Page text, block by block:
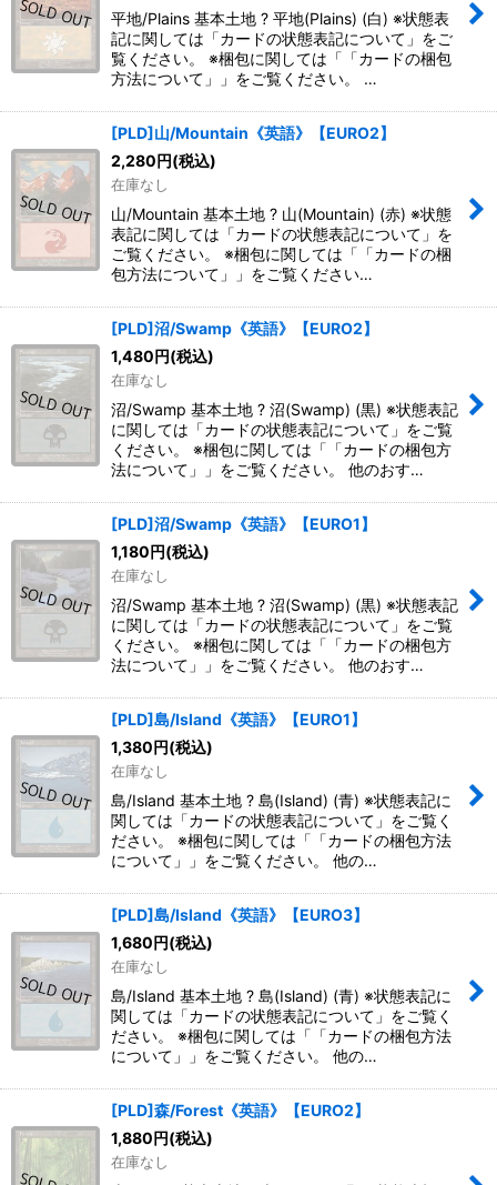
平地/Plains 基本土地 ? 平地(Plains) (白) ※状態表
記に関しては「カードの状態表記について」をご
覧ください。 ※梱包に関しては「「カードの梱包
方法について」」をご覧ください。 …
[PLD]山/Mountain《英語》【EURO2】
2,280円(税込)
在庫なし
山/Mountain 基本土地 ? 山(Mountain) (赤) ※状態
表記に関しては「カードの状態表記について」を
ご覧ください。 ※梱包に関しては「「カードの梱
包方法について」」をご覧ください…
[PLD]沼/Swamp《英語》【EURO2】
1,480円(税込)
在庫なし
沼/Swamp 基本土地 ? 沼(Swamp) (黒) ※状態表記
に関しては「カードの状態表記について」をご覧
ください。 ※梱包に関しては「「カードの梱包方
法について」」をご覧ください。 他のおす…
[PLD]沼/Swamp《英語》【EURO1】
1,180円(税込)
在庫なし
沼/Swamp 基本土地 ? 沼(Swamp) (黒) ※状態表記
に関しては「カードの状態表記について」をご覧
ください。 ※梱包に関しては「「カードの梱包方
法について」」をご覧ください。 他のおす…
[PLD]島/Island《英語》【EURO1】
1,380円(税込)
在庫なし
島/Island 基本土地 ? 島(Island) (青) ※状態表記に
関しては「カードの状態表記について」をご覧く
ださい。 ※梱包に関しては「「カードの梱包方法
について」」をご覧ください。 他の…
[PLD]島/Island《英語》【EURO3】
1,680円(税込)
在庫なし
島/Island 基本土地 ? 島(Island) (青) ※状態表記に
関しては「カードの状態表記について」をご覧く
ださい。 ※梱包に関しては「「カードの梱包方法
について」」をご覧ください。 他の…
[PLD]森/Forest《英語》【EURO2】
1,880円(税込)
在庫なし